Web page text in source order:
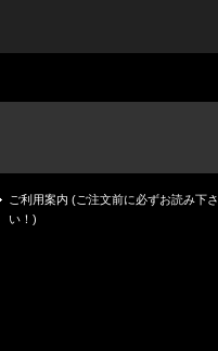
ご利用案内 (ご注文前に必ずお読み下さ
い！)